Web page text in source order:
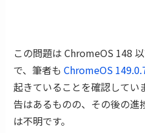
この問題は ChromeOS 148
で、筆者もChromeOS
起きていることを確認してい
告はあるものの、その後の進
は不明です。